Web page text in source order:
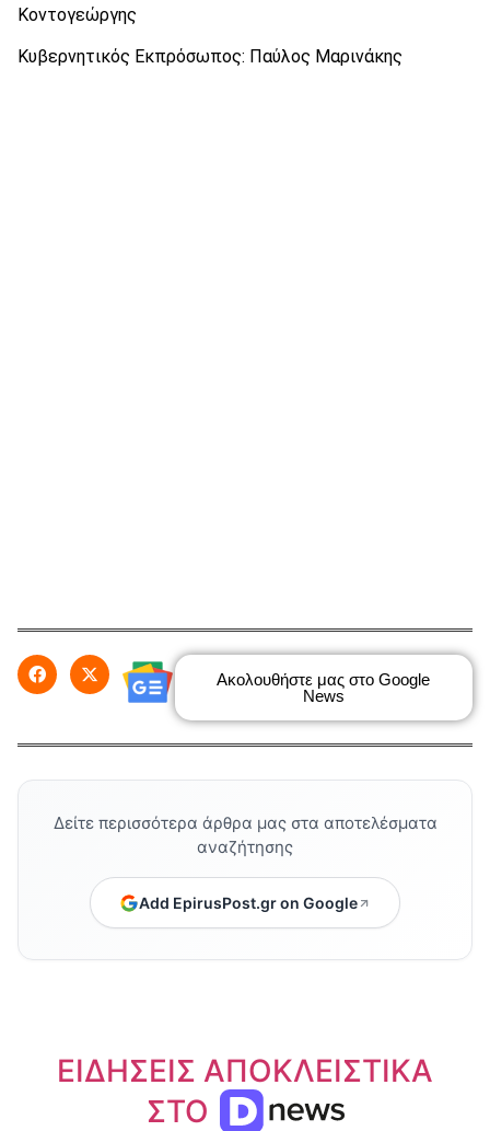
Κοντογεώργης
Κυβερνητικός Εκπρόσωπος: Παύλος Μαρινάκης
Ακολουθήστε μας στο Google
News
Δείτε περισσότερα άρθρα μας στα αποτελέσματα
αναζήτησης
Add EpirusPost.gr on Google
ΕΙΔΗΣΕΙΣ ΑΠΟΚΛΕΙΣΤΙΚΑ
ΣΤΟ